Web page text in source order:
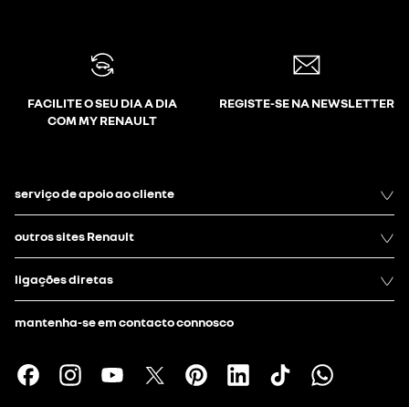
FACILITE O SEU DIA A DIA
COM MY RENAULT
REGISTE-SE NA NEWSLETTER
serviço de apoio ao cliente
outros sites Renault
ligações diretas
mantenha-se em contacto connosco